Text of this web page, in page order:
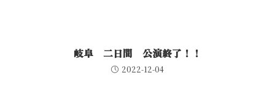
岐阜 二日間 公演終了！！
2022-12-04